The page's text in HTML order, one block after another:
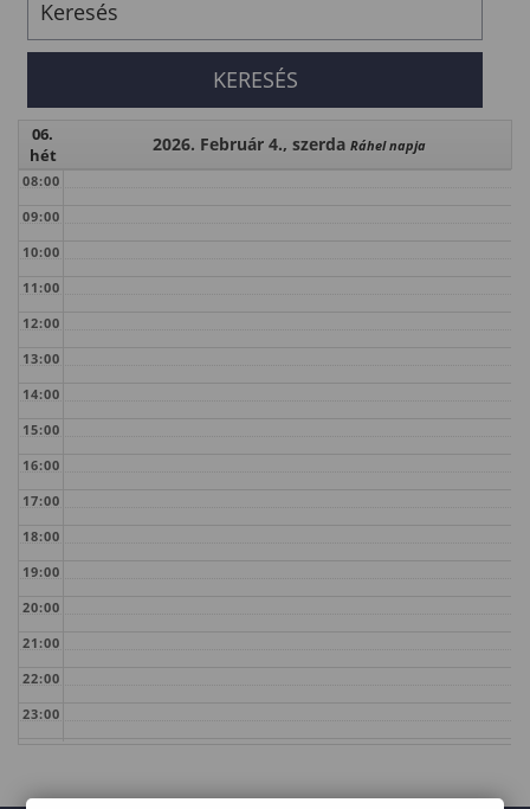
06.
hét
2026. Február 4., szerda Ráhel napja
08:00
09:00
10:00
11:00
12:00
13:00
14:00
15:00
16:00
17:00
18:00
19:00
20:00
21:00
22:00
23:00